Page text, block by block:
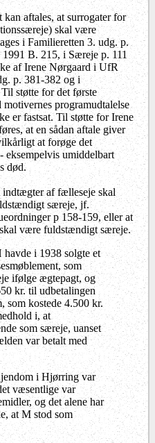
aftales, at surrogater for
skal være
i Familieretten 3. udg. p.
B. 215, i Særeje p. 111
af Irene Nørgaard i UfR
p. 381-382 og i
støtte for det første
programudtalelse
er fastsat. Til støtte for Irene
at en sådan aftale giver
at forøge det
umiddelbart
død.
indtægter af fælleseje skal
særeje, jf.
p 158-159, eller at
være fuldstændigt særeje.
i 1938 solgte et
som
ifølge ægtepagt, og
kr. til udbetalingen
som kostede 4.500 kr.
i, at
som særeje, uanset
var betalt med
i Hjørring var
væsentlige var
og det alene har
at M stod som